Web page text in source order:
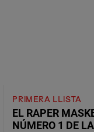
PRIMERA LLISTA
EL RAPER
NÚMERO 1 DE